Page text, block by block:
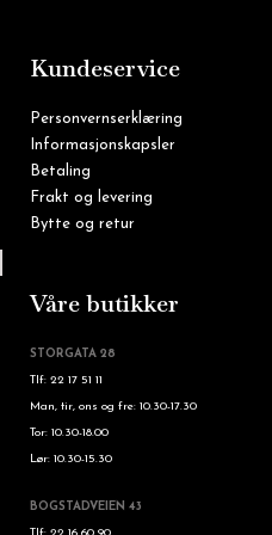
Kundeservice
Personvernserklæring
Informasjonskapsler
Betaling
Frakt og levering
Bytte og retur
Våre butikker
STORGATA 28
Tlf: 22 17 51 11
Man, tir, ons og fre: 10.30-17.30
Tor: 10.30-18.00
Lør: 10.30-15.30
BOGSTADVEIEN 43